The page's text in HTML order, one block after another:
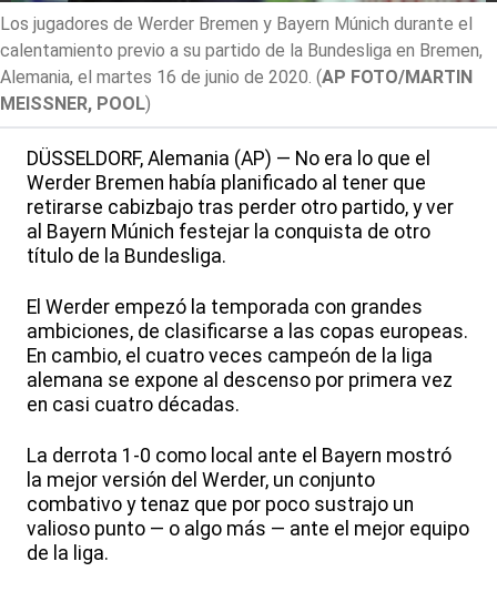
Los jugadores de Werder Bremen y Bayern Múnich durante el
calentamiento previo a su partido de la Bundesliga en Bremen,
Alemania, el martes 16 de junio de 2020. (AP FOTO/MARTIN
MEISSNER, POOL)
DÜSSELDORF, Alemania (AP) — No era lo que el
Werder Bremen había planificado al tener que
retirarse cabizbajo tras perder otro partido, y ver
al Bayern Múnich festejar la conquista de otro
título de la Bundesliga.
El Werder empezó la temporada con grandes
ambiciones, de clasificarse a las copas europeas.
En cambio, el cuatro veces campeón de la liga
alemana se expone al descenso por primera vez
en casi cuatro décadas.
La derrota 1-0 como local ante el Bayern mostró
la mejor versión del Werder, un conjunto
combativo y tenaz que por poco sustrajo un
valioso punto — o algo más — ante el mejor equipo
de la liga.